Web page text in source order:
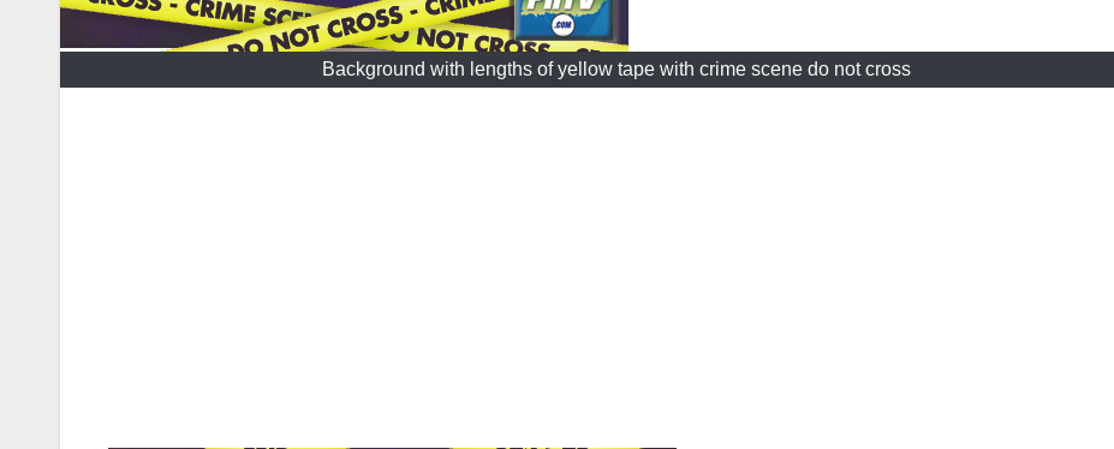
Background with lengths of yellow tape with crime scene do not cross